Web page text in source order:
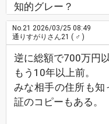
知的グレー？
No.21 2026/03/25 08:49
通りすがりさん21 ( ♂ )
逆に総額で700万円
もう10年以上前。
みな相手の住所も
証のコピーもある。